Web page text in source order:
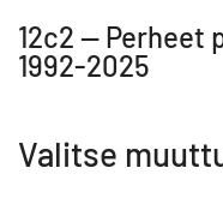
12c2 -- Perheet
1992-2025
Valitse